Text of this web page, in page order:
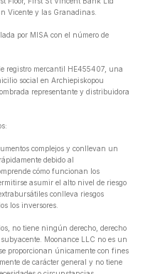
Vicente y las Granadinas.
por MISA con el número de
registro mercantil HE455407, una
social en Archiepiskopou
representante y distribuidora
complejos y conllevan un
debido al
cómo funcionan los
asumir el alto nivel de riesgo
conlleva riesgos
los inversores.
no tiene ningún derecho, derecho
Moonance LLC no es un
proporcionan únicamente con fines
de carácter general y no tiene